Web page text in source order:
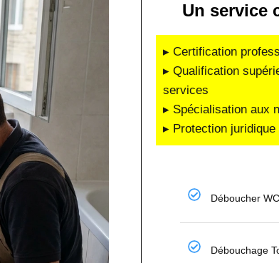
Un service
▸ Certification
▸ Qualification
services
▸ Spécialisation aux
▸ Protection
Déboucher
Débouchage